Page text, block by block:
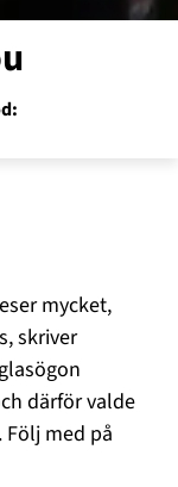
mycket,
skriver
därför valde
med på